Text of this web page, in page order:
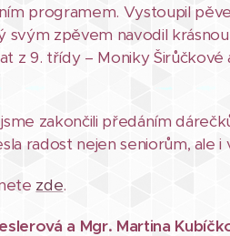
programem. Vystoupil
svým zpěvem navodil
z 9. třídy – Moniky
zakončili předáním
radost nejen seniorům, ale i
zde.
a Mgr. Martina